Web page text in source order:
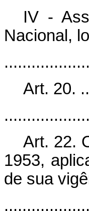
IV -
Nacional,
Art. 20.
Art. 22.
1953,
de sua